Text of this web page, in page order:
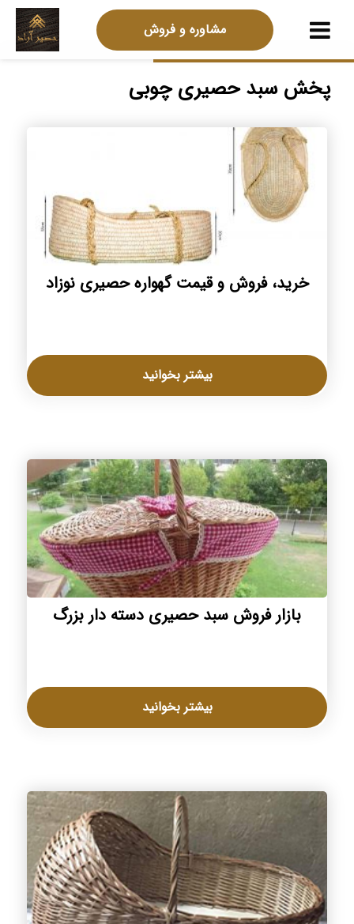
مشاوره و فروش
پخش سبد حصیری چوبی
خرید، فروش و قیمت گهواره حصیری نوزاد
بیشتر بخوانید
بازار فروش سبد حصیری دسته دار بزرگ
بیشتر بخوانید